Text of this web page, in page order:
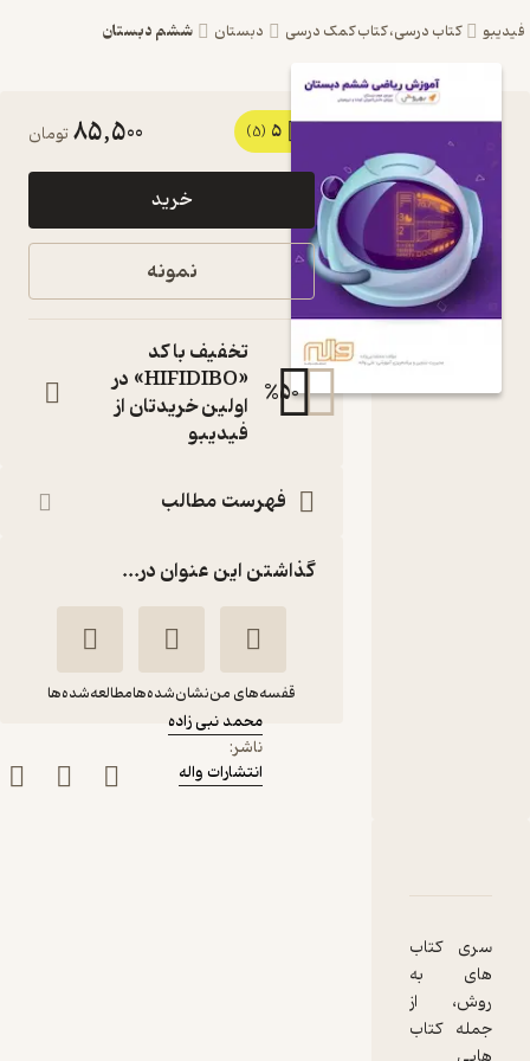
کتاب درسی، کتاب کمک درسی دبستان ششم دبستان
کتاب
آموزش
ریاضی
دبستان
بهروش
اثر محمد
نبی زاده
انتشارات
دوره دوم
نویسنده:
محمد نبی زاده
ناشر:
انتشارات واله
سری کتاب
های به
روش، از
جمله کتاب
5
85,500تومان
خرید
نمونه
%50
تخفیف با کد
«HIFIDIBO» در
اولین خریدتان از
فیدیبو
فهرست مطالب
گذاشتن این عنوان در...
قفسه‌های من نشان‌شده‌هامطالعه‌شده‌ها
آموزش ریاضی ششم
دبستان بهروش